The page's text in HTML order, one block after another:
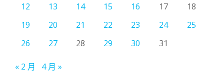
12
13 14 15 16 17
18
19
20 21 22 23 24
25
26
27 28 29 30 31
« 2 月 4 月 »